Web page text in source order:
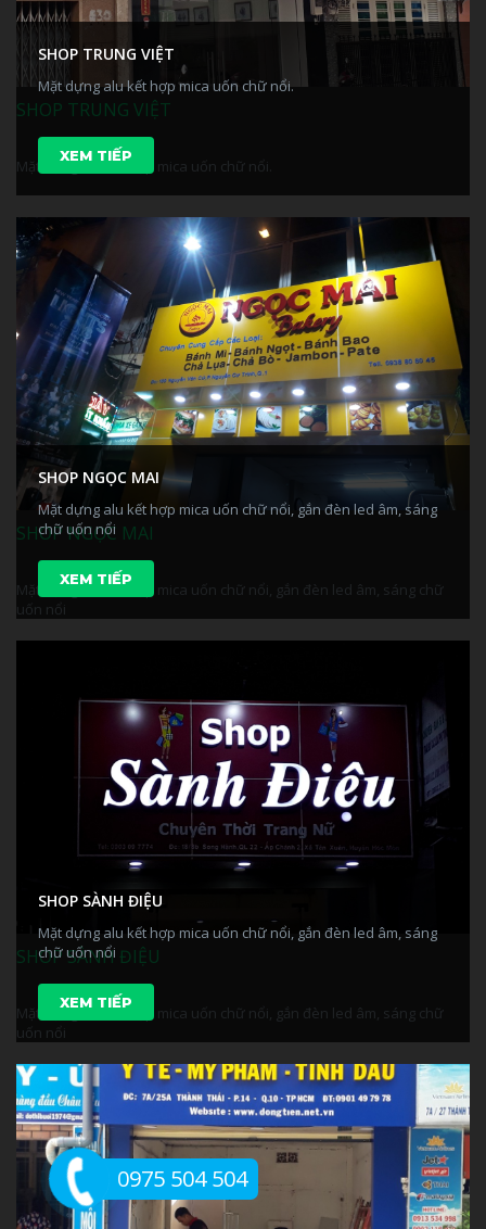
SHOP TRUNG VIỆT
Mặt dựng alu kết hợp mica uốn chữ nổi.
XEM TIẾP
SHOP TRUNG VIỆT
Mặt dựng alu kết hợp mica uốn chữ nổi.
SHOP NGỌC MAI
Mặt dựng alu kết hợp mica uốn chữ nổi, gắn đèn led âm, sáng
chữ uốn nổi
XEM TIẾP
SHOP NGỌC MAI
Mặt dựng alu kết hợp mica uốn chữ nổi, gắn đèn led âm, sáng chữ
uốn nổi
SHOP SÀNH ĐIỆU
Mặt dựng alu kết hợp mica uốn chữ nổi, gắn đèn led âm, sáng
chữ uốn nổi
XEM TIẾP
SHOP SÀNH ĐIỆU
Mặt dựng alu kết hợp mica uốn chữ nổi, gắn đèn led âm, sáng chữ
uốn nổi
0975 504 504